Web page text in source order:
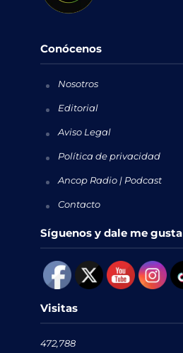
Conócenos
Nosotros
Editorial
Aviso Legal
Política de privacidad
Ancop Radio | Podcast
Contacto
Síguenos y dale me gusta
Visitas
472,788